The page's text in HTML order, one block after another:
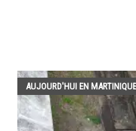
AUJOURD'HUI EN MARTINIQUE